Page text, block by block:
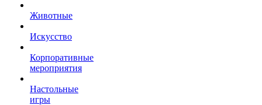
Животные
Искусство
Корпоративные
мероприятия
Настольные
игры